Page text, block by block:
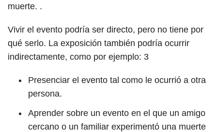
muerte. .
Vivir el evento podría ser directo, pero no tiene por
qué serlo. La exposición también podría ocurrir
indirectamente, como por ejemplo: 3
Presenciar el evento tal como le ocurrió a otra
persona.
Aprender sobre un evento en el que un amigo
cercano o un familiar experimentó una muerte